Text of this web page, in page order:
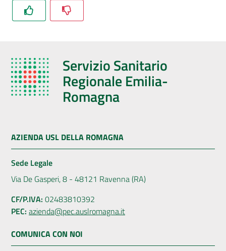
Servizio Sanitario
Regionale Emilia-
Romagna
AZIENDA USL DELLA ROMAGNA
Sede Legale
Via De Gasperi, 8 - 48121 Ravenna (RA)
CF/P.IVA: 02483810392
PEC: azienda@pec.auslromagna.it
COMUNICA CON NOI